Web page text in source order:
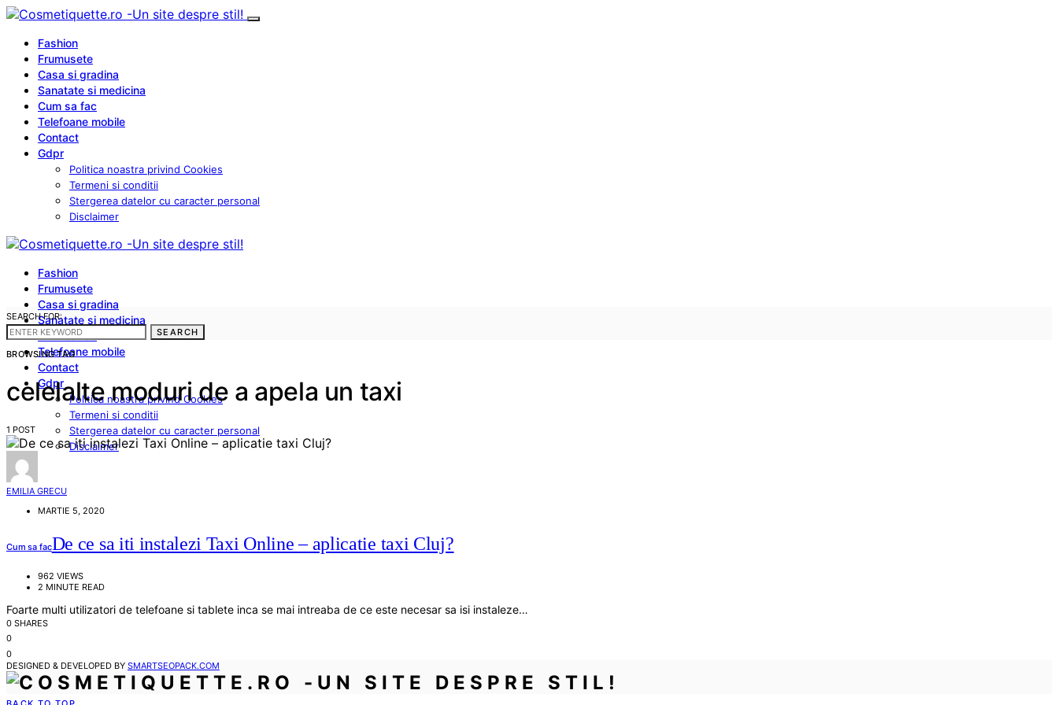
Fashion
Frumusete
Casa si gradina
Sanatate si medicina
Cum sa fac
Telefoane mobile
Contact
Gdpr
Politica noastra privind Cookies
Termeni si conditii
Stergerea datelor cu caracter personal
Disclaimer
Fashion
Frumusete
Casa si gradina
Sanatate si medicina
Cum sa fac
Telefoane mobile
Contact
Gdpr
Politica noastra privind Cookies
Termeni si conditii
Stergerea datelor cu caracter personal
Disclaimer
SEARCH FOR:
SEARCH
BROWSING TAG
celelalte moduri de a apela un taxi
1 POST
EMILIA GRECU
MARTIE 5, 2020
Cum sa facDe ce sa iti instalezi Taxi Online – aplicatie taxi Cluj?
962 VIEWS
2 MINUTE READ
Foarte multi utilizatori de telefoane si tablete inca se mai intreaba de ce este necesar sa isi instaleze…
0 SHARES
0
0
DESIGNED & DEVELOPED BY SMARTSEOPACK.COM